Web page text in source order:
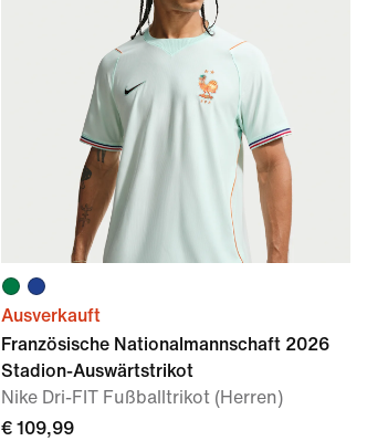
Ausverkauft
Französische Nationalmannschaft 2026
Stadion-Auswärtstrikot
Nike Dri-FIT Fußballtrikot (Herren)
€ 109,99